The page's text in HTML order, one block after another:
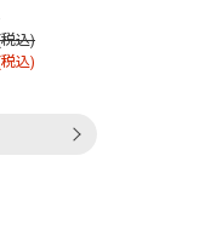
込)
込)